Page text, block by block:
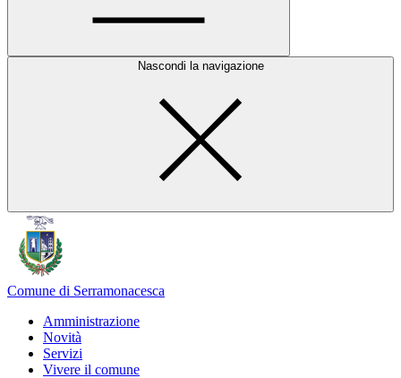
Nascondi la navigazione
Comune di Serramonacesca
Amministrazione
Novità
Servizi
Vivere il comune